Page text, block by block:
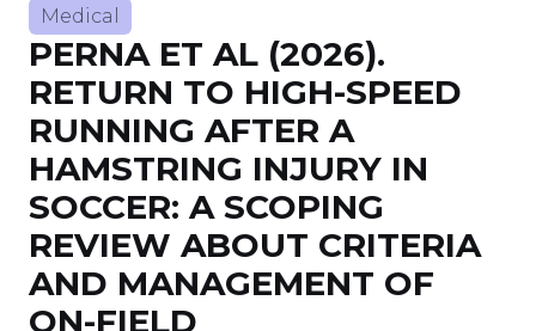
Medical
PERNA ET AL (2026).
RETURN TO HIGH-SPEED
RUNNING AFTER A
HAMSTRING INJURY IN
SOCCER: A SCOPING
REVIEW ABOUT CRITERIA
AND MANAGEMENT OF
ON-FIELD